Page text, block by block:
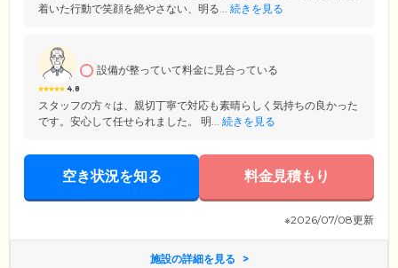
着いた行動で笑顔を絶やさない、明る... 続きを見る
4.8
設備が整っていて料金に見合っている
スタッフの方々は、親切丁寧で対応も素晴らしく気持ちの良かった
です。安心して任せられました。 明... 続きを見る
空き状況を知る 料金見積もり
※2026/07/08更新
施設の詳細を見る